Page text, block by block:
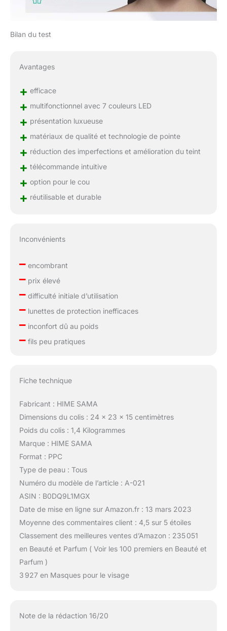
Bilan du test
Avantages
+ efficace
+ multifonctionnel avec 7 couleurs LED
+ présentation luxueuse
+ matériaux de qualité et technologie de pointe
+ réduction des imperfections et amélioration du teint
+ télécommande intuitive
+ option pour le cou
+ réutilisable et durable
Inconvénients
–encombrant
–prix élevé
–difficulté initiale d’utilisation
–lunettes de protection inefficaces
–inconfort dû au poids
–fils peu pratiques
Fiche technique
Fabricant : HIME SAMA
Dimensions du colis : 24 x 23 x 15 centimètres
Poids du colis : 1,4 Kilogrammes
Marque : HIME SAMA
Format : PPC
Type de peau : Tous
Numéro du modèle de l’article : A-021
ASIN : B0DQ9L1MGX
Date de mise en ligne sur Amazon.fr : 13 mars 2023
Moyenne des commentaires client : 4,5 sur 5 étoiles
Classement des meilleures ventes d’Amazon : 235 051
en Beauté et Parfum ( Voir les 100 premiers en Beauté et
Parfum )
3 927 en Masques pour le visage
Note de la rédaction 16/20